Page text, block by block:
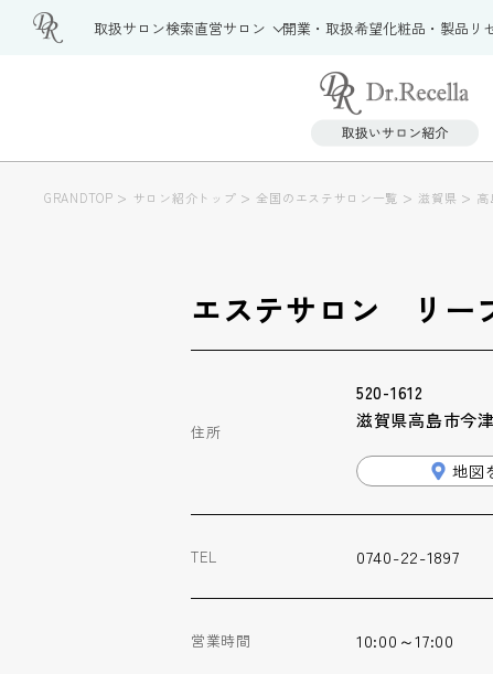
取扱サロン検索直営サロン 開業・取扱希望化粧品・製品 リ
GRANDTOP > サロン紹介トップ >全国のエステサロン一覧 > 滋賀県 > 高
エステサロン リー
住所
520-1612
滋賀県高島市今
地図
TEL 0740-22-1897
営業時間 10:00～17:00